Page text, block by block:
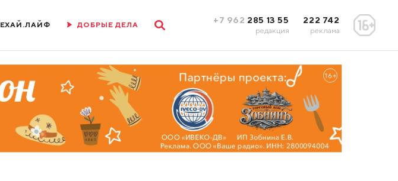
ЕХАЙ.ЛАЙФ ДОБРЫЕ ДЕЛА +7 962 285 13 55
редакция
222 742
реклама